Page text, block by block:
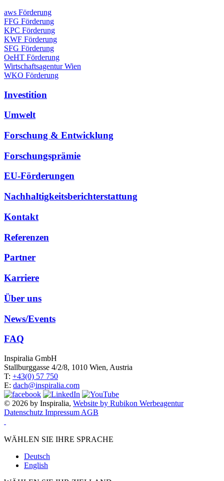
aws Förderung
FFG Förderung
KPC Förderung
KWF Förderung
SFG Förderung
OeHT Förderung
Wirtschaftsagentur Wien
WKO Förderung
Investition
Umwelt
Forschung & Entwicklung
Forschungsprämie
EU-Förderungen
Nachhaltigkeitsberichterstattung
Kontakt
Referenzen
Partner
Karriere
Über uns
News/Events
FAQ
Inspiralia GmbH
Stallburggasse 4/2/8, 1010 Wien, Austria
T: +43(0) 57 750
E: dach@inspiralia.com
© 2026 by Inspiralia, Website by Rubikon Werbeagentur
Datenschutz Impressum AGB
WÄHLEN SIE IHRE SPRACHE
Deutsch
English